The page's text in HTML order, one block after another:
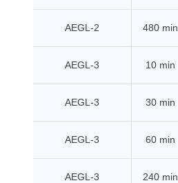
AEGL-2 480 min
AEGL-3 10 min
AEGL-3 30 min
AEGL-3 60 min
AEGL-3 240 min